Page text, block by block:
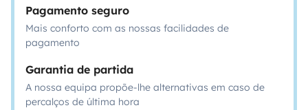
Pagamento seguro
Mais conforto com as nossas facilidades de
pagamento
Garantia de partida
A nossa equipa propõe-lhe alternativas em caso de
percalços de última hora